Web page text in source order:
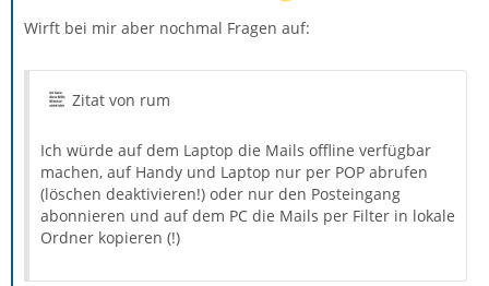
Wirft bei mir aber nochmal Fragen auf:
Zitat von rum
Ich würde auf dem Laptop die Mails offline verfügbar
machen, auf Handy und Laptop nur per POP abrufen
(löschen deaktivieren!) oder nur den Posteingang
abonnieren und auf dem PC die Mails per Filter in lokale
Ordner kopieren (!)